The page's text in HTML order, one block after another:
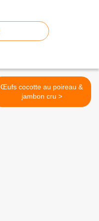
Œufs cocotte au poireau &
jambon cru >